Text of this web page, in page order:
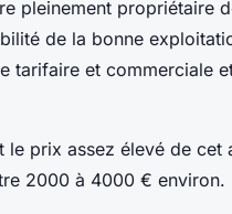
pleinement propriétaire
de la bonne
tarifaire et commerciale
le prix assez élevé de cet
2000 à 4000 € environ.